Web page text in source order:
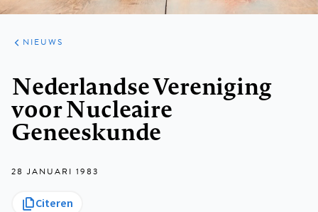
ARTIKELEN
HET
KORT
NIEUWS
Nederlandse Vereniging
voor Nucleaire
Geneeskunde
28 JANUARI 1983
Citeren